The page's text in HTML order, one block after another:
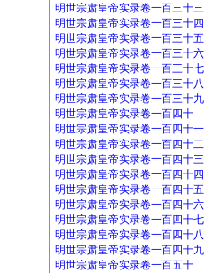
明世宗肃皇帝实录卷一百三十三
明世宗肃皇帝实录卷一百三十四
明世宗肃皇帝实录卷一百三十五
明世宗肃皇帝实录卷一百三十六
明世宗肃皇帝实录卷一百三十七
明世宗肃皇帝实录卷一百三十八
明世宗肃皇帝实录卷一百三十九
明世宗肃皇帝实录卷一百四十
明世宗肃皇帝实录卷一百四十一
明世宗肃皇帝实录卷一百四十二
明世宗肃皇帝实录卷一百四十三
明世宗肃皇帝实录卷一百四十四
明世宗肃皇帝实录卷一百四十五
明世宗肃皇帝实录卷一百四十六
明世宗肃皇帝实录卷一百四十七
明世宗肃皇帝实录卷一百四十八
明世宗肃皇帝实录卷一百四十九
明世宗肃皇帝实录卷一百五十